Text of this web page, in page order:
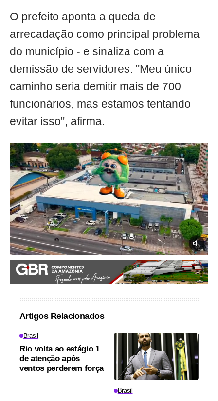
O prefeito aponta a queda de
arrecadação como principal problema
do município - e sinaliza com a
demissão de servidores. "Meu único
caminho seria demitir mais de 700
funcionários, mas estamos tentando
evitar isso", afirma.
Artigos Relacionados
Brasil
Rio volta ao estágio 1
de atenção após
ventos perderem força
Brasil